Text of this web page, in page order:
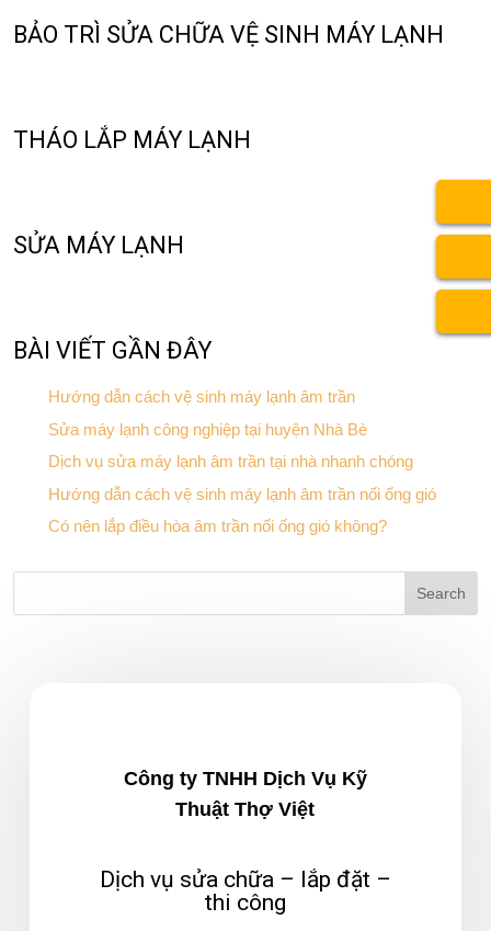
BẢO TRÌ SỬA CHỮA VỆ SINH MÁY LẠNH
THÁO LẮP MÁY LẠNH
SỬA MÁY LẠNH
BÀI VIẾT GẦN ĐÂY
Hướng dẫn cách vệ sinh máy lạnh âm trần
Sửa máy lạnh công nghiệp tại huyện Nhà Bè
Dịch vụ sửa máy lạnh âm trần tại nhà nhanh chóng
Hướng dẫn cách vệ sinh máy lạnh âm trần nối ống gió
Có nên lắp điều hòa âm trần nối ống gió không?
Công ty TNHH Dịch Vụ Kỹ
Thuật Thợ Việt
Dịch vụ sửa chữa – lắp đặt –
thi công